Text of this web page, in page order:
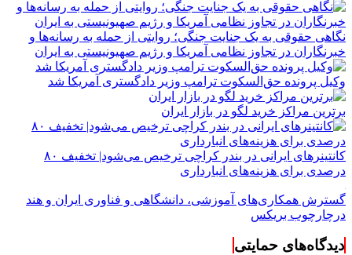
نگاهی حقوقی به یک جنایت جنگی؛ روایتی از حمله به رسانه‌ها و
خبرنگاران در تجاوز نظامی آمریکا و رژیم صهیونیستی به ایران
وکیل پرونده حق‌السکوت ترامپ وزیر دادگستری آمریکا شد
برترین مراکز خرید لگو در بازار ایران
کانتینرهای ایرانی در بندر کراچی ترخیص می‌شود| تخفیف ۸۰
درصدی برای هزینه‌های انبارداری
گسترش همکاری‌های آموزشی، دانشگاهی و فناوری ایران و هند
درچارچوب بریکس
دیدگاه‌های حمایتی